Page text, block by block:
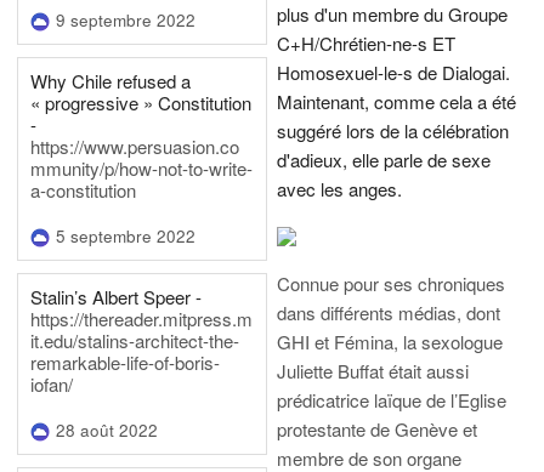
9 septembre 2022
Why Chile refused a
« progressive » Constitution
-
https://www.persuasion.co
mmunity/p/how-not-to-write-
a-constitution
5 septembre 2022
Stalin’s Albert Speer -
https://thereader.mitpress.m
it.edu/stalins-architect-the-
remarkable-life-of-boris-
iofan/
28 août 2022
plus d'un membre du Groupe
C+H/Chrétien-ne-s ET
Homosexuel-le-s de Dialogai.
Maintenant, comme cela a été
suggéré lors de la célébration
d'adieux, elle parle de sexe
avec les anges.
Connue pour ses chroniques
dans différents médias, dont
GHI et Fémina, la sexologue
Juliette Buffat était aussi
prédicatrice laïque de l’Eglise
protestante de Genève et
membre de son organe